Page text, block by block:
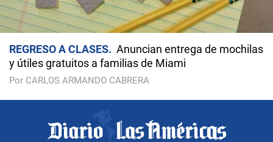
REGRESO A CLASES
Anuncian entrega de mochilas
y útiles gratuitos a familias de Miami
Por CARLOS ARMANDO CABRERA